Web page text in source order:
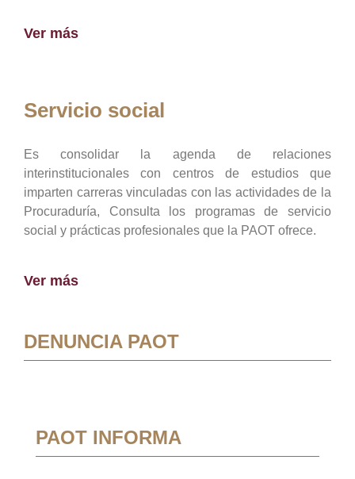
Ver más
Servicio social
Es consolidar la agenda de relaciones
interinstitucionales con centros de estudios que
imparten carreras vinculadas con las actividades de la
Procuraduría, Consulta los programas de servicio
social y prácticas profesionales que la PAOT ofrece.
Ver más
DENUNCIA PAOT
PAOT INFORMA